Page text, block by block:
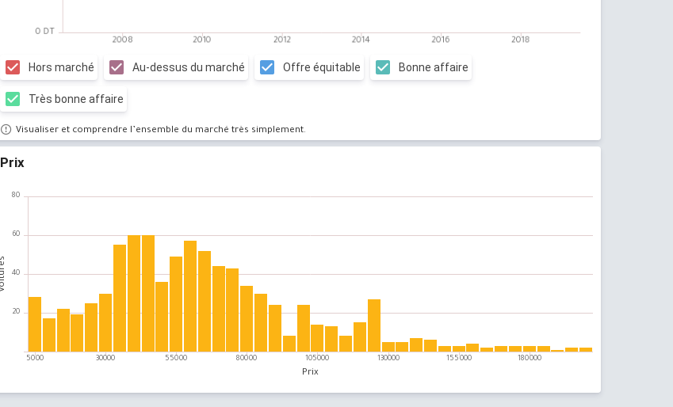
Hors marché Au-dessus du marché Offre équitable Bonne affaire
Très bonne affaire
Visualiser et comprendre l’ensemble du marché très simplement.
Prix